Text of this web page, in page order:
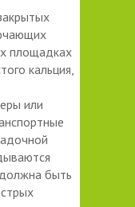
площадках
кальция,
или
быть